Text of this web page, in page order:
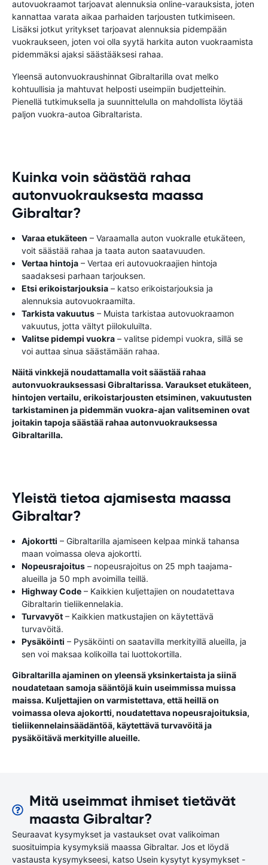
autovuokraamot tarjoavat alennuksia online-varauksista, joten
kannattaa varata aikaa parhaiden tarjousten tutkimiseen.
Lisäksi jotkut yritykset tarjoavat alennuksia pidempään
vuokraukseen, joten voi olla syytä harkita auton vuokraamista
pidemmäksi ajaksi säästääksesi rahaa.
Yleensä autonvuokraushinnat Gibraltarilla ovat melko
kohtuullisia ja mahtuvat helposti useimpiin budjetteihin.
Pienellä tutkimuksella ja suunnittelulla on mahdollista löytää
paljon vuokra-autoa Gibraltarista.
Kuinka voin säästää rahaa
autonvuokrauksesta maassa
Gibraltar?
Varaa etukäteen – Varaamalla auton vuokralle etukäteen,
voit säästää rahaa ja taata auton saatavuuden.
Vertaa hintoja – Vertaa eri autovuokraajien hintoja
saadaksesi parhaan tarjouksen.
Etsi erikoistarjouksia – katso erikoistarjouksia ja
alennuksia autovuokraamilta.
Tarkista vakuutus – Muista tarkistaa autovuokraamon
vakuutus, jotta vältyt piilokuluilta.
Valitse pidempi vuokra – valitse pidempi vuokra, sillä se
voi auttaa sinua säästämään rahaa.
Näitä vinkkejä noudattamalla voit säästää rahaa
autonvuokrauksessasi Gibraltarissa. Varaukset etukäteen,
hintojen vertailu, erikoistarjousten etsiminen, vakuutusten
tarkistaminen ja pidemmän vuokra-ajan valitseminen ovat
joitakin tapoja säästää rahaa autonvuokrauksessa
Gibraltarilla.
Yleistä tietoa ajamisesta maassa
Gibraltar?
Ajokortti – Gibraltarilla ajamiseen kelpaa minkä tahansa
maan voimassa oleva ajokortti.
Nopeusrajoitus – nopeusrajoitus on 25 mph taajama-
alueilla ja 50 mph avoimilla teillä.
Highway Code – Kaikkien kuljettajien on noudatettava
Gibraltarin tieliikennelakia.
Turvavyöt – Kaikkien matkustajien on käytettävä
turvavöitä.
Pysäköinti – Pysäköinti on saatavilla merkityillä alueilla, ja
sen voi maksaa kolikoilla tai luottokortilla.
Gibraltarilla ajaminen on yleensä yksinkertaista ja siinä
noudatetaan samoja sääntöjä kuin useimmissa muissa
maissa. Kuljettajien on varmistettava, että heillä on
voimassa oleva ajokortti, noudatettava nopeusrajoituksia,
tieliikennelainsäädäntöä, käytettävä turvavöitä ja
pysäköitävä merkityille alueille.
Mitä useimmat ihmiset tietävät
maasta Gibraltar?
Seuraavat kysymykset ja vastaukset ovat valikoiman
suosituimpia kysymyksiä maassa Gibraltar. Jos et löydä
vastausta kysymykseesi, katso Usein kysytyt kysymykset -